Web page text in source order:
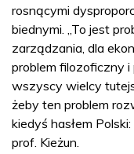
rosnącymi
biednymi. „To jest
zarządzania, dla
problem filozoficzny i
wszyscy wielcy
żeby ten problem
kiedyś hasłem
prof. Kieżun.